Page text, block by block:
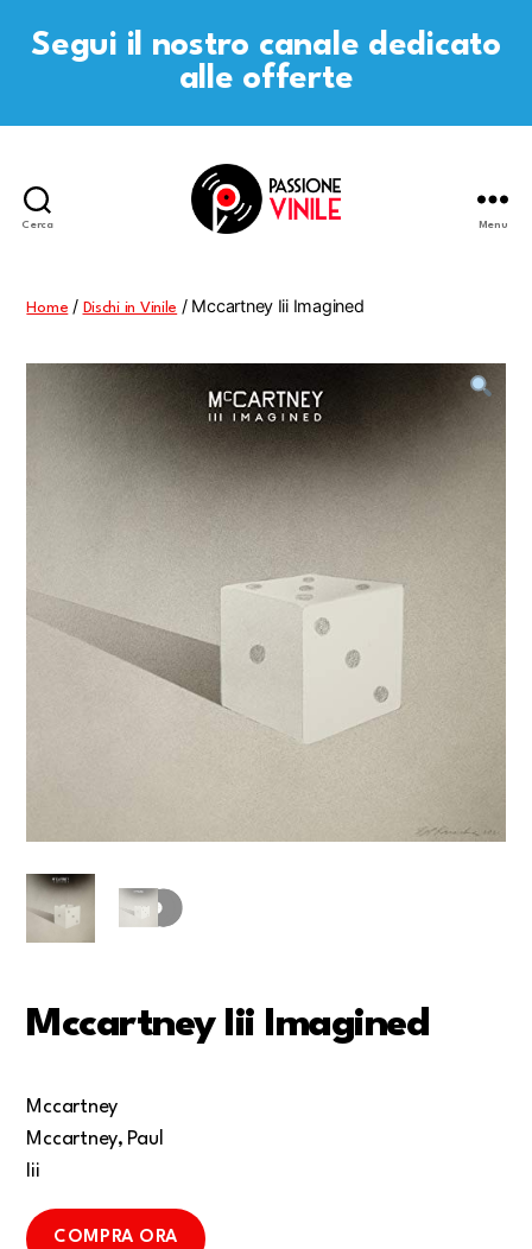
Segui il nostro canale dedicato
alle offerte
Cerca Menu
Home / Dischi in Vinile / Mccartney Iii Imagined
Mccartney Iii Imagined
Mccartney
Mccartney, Paul
Iii
COMPRA ORA